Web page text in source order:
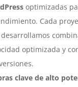
optimizadas
Cada
optimizada y
clave de alto